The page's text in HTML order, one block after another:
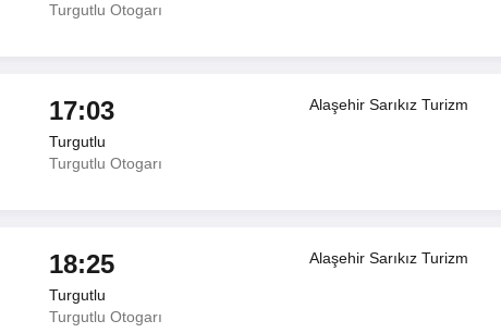
Turgutlu Otogarı
17:03
Turgutlu
Turgutlu Otogarı
Alaşehir Sarıkız Turizm
18:25
Turgutlu
Turgutlu Otogarı
Alaşehir Sarıkız Turizm